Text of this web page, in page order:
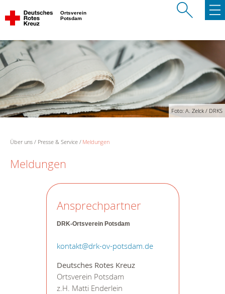
Ortsverein
Potsdam
Foto: A. Zelck / DRKS
Über uns Presse & Service Meldungen
Meldungen
Ansprechpartner
DRK-Ortsverein Potsdam
kontakt@drk-ov-potsdam.de
Deutsches Rotes Kreuz
Ortsverein Potsdam
z.H. Matti Enderlein